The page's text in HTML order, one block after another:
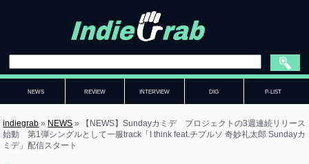
NEWS REVIEW INTERVIEW DIG P-LIST
indiegrab » NEWS »
【NEWS】Sundayカミデ プロジェクトの3週連続リリース
始動 第1弾シングルとして一服track「I think feat.チプルソ 奇妙礼太郎 Sundayカ
ミデ」配信スタート